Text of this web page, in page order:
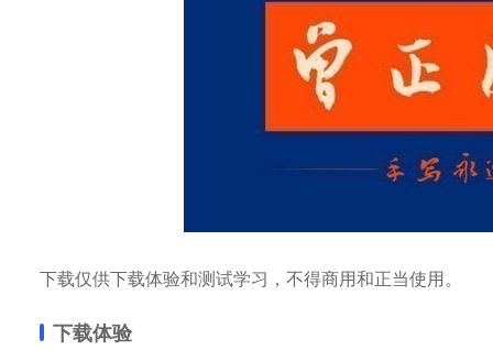
下载仅供下载体验和测试学习，不得商用和正当使用。
下载体验